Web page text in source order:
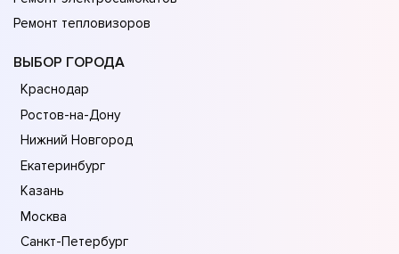
Ремонт тепловизоров
ВЫБОР ГОРОДА
Краснодар
Ростов-на-Дону
Нижний Новгород
Екатеринбург
Казань
Москва
Санкт-Петербург